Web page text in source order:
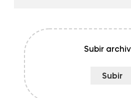
Subir